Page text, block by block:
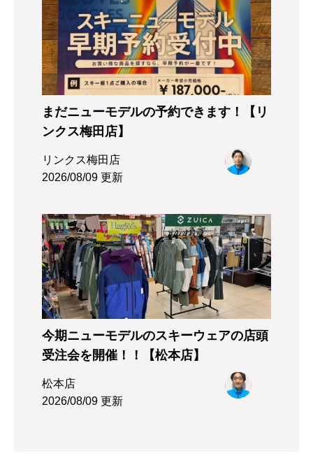
まだニューモデルの予約できます！【リ
ンクス梅田店】
リンクス梅田店
2026/08/09 更新
今期ニューモデルのスキーウェアの店頭
受注会を開催！！【松本店】
松本店
2026/08/09 更新